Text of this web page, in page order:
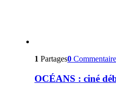
1 Partages0
OCÉANS : ciné